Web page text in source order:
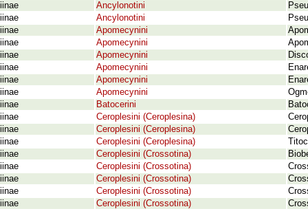
Ancylonotini
Ancylonotini
Apomecynini
Apomecynini
Apomecynini
Apomecynini
Apomecynini
Apomecynini
Batocerini
Ceroplesini (Ceroplesina)
Ceroplesini (Ceroplesina)
Ceroplesini (Ceroplesina)
Ceroplesini (Crossotina)
Ceroplesini (Crossotina)
Ceroplesini (Crossotina)
Ceroplesini (Crossotina)
Ceroplesini (Crossotina)